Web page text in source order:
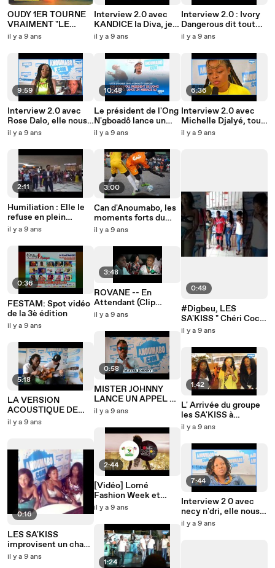
OUDY 1ER TOURNE
VRAIMENT "LE
KABATO"
il y a 9 ans
9:59
Interview 2.0 avec
Rose Dalo, elle nous
dit tout...
il y a 9 ans
2:11
Humiliation : Elle le
refuse en plein
publique...
il y a 9 ans
0:36
FESTAM: Spot vidéo
de la 3è édition
il y a 9 ans
5:18
LA VERSION
ACOUSTIQUE DE
AHOVI KELEJE DE
il y a 9 ans
0:16
LES SA'KISS
improvisent un chant
sur Anoumabo
il y a 9 ans
Interview 2.0 avec
KANDICE la Diva, je
dois mériter la
il y a 9 ans
10:48
Le président de l'Ong
N'gboadô lance un
méssage au monde
il y a 9 ans
3:00
Can d'Anoumabo, les
moments forts du
match de l'ouverture
il y a 9 ans
3:48
ROVANE -- En
Attendant (Clip
Officiel)
il y a 9 ans
0:58
MISTER JOHNNY
LANCE UN APPEL A
TOUT LES
il y a 9 ans
2:44
[Vidéo] Lomé
Fashion Week et
l'AGOA pour la
Africain
il y a 9 ans
1:24
Interview 2.0 : Ivory
Dangerous dit tout...
il y a 9 ans
6:36
Interview 2.0 avec
Michelle Djalyé, tout
sur l'artiste
il y a 9 ans
0:49
#Digbeu, LES
SA'KISS " Chéri Coco,
vient on va aller
il y a 9 ans
1:42
L' Arrivée du groupe
les SA'KISS à
l’aéroport d'Abidjan
il y a 9 ans
7:44
Interview 2 0 avec
necy n'dri, elle nous
parle de "Célibattante
il y a 9 ans